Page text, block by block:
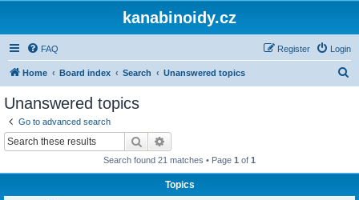
kanabinoidy.cz
FAQ Login
Register
Home Board index Search Unanswered topics
Unanswered topics
Go to advanced search
Search
Search found 21 matches • Page 1 of 1
Topics